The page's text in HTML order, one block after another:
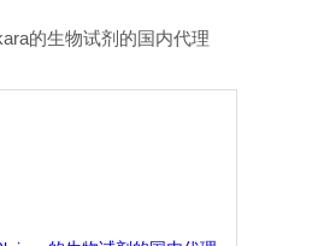
的生物试剂的国内代理